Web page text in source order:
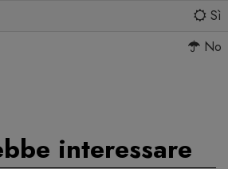
Sì
No
interessare